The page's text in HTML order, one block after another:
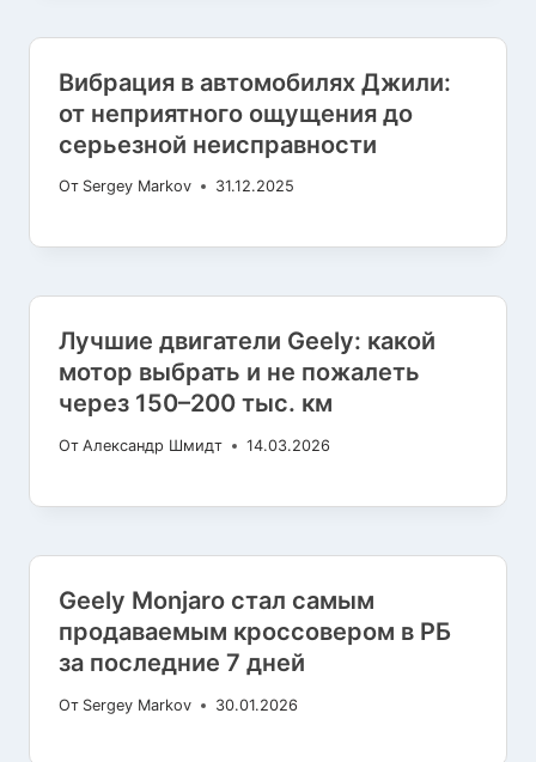
Вибрация в автомобилях Джили:
от неприятного ощущения до
серьезной неисправности
От Sergey Markov 31.12.2025
Лучшие двигатели Geely: какой
мотор выбрать и не пожалеть
через 150–200 тыс. км
От Александр Шмидт 14.03.2026
Geely Monjaro стал самым
продаваемым кроссовером в РБ
за последние 7 дней
От Sergey Markov 30.01.2026